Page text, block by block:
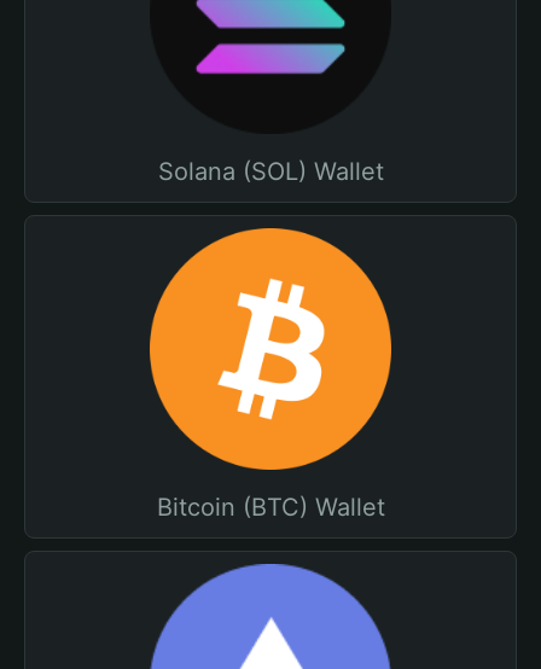
Solana (SOL) Wallet
Bitcoin (BTC) Wallet